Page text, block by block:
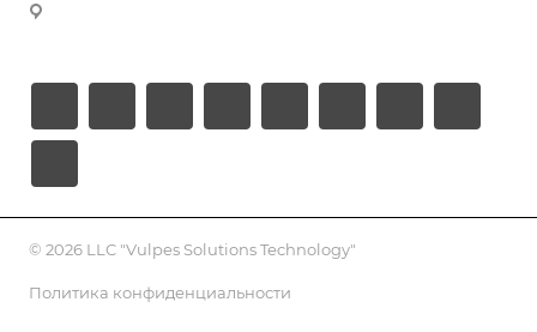
© 2026 LLC "Vulpes Solutions Technology"
Политика конфиденциальности